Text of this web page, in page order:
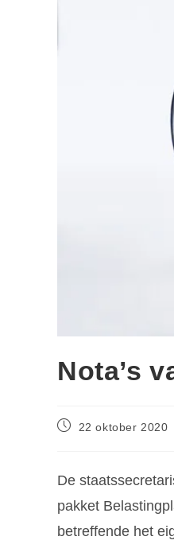
Nota’s
22 oktober 2020
De
pakket
betreffende het